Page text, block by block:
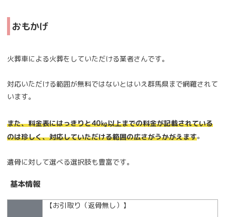
おもかげ
火葬車による火葬をしていただける業者さんです。
対応いただける範囲が無料ではないとはいえ群馬県まで網羅されて
います。
また、料金表にはっきりと40㎏以上までの料金が記載されている
のは珍しく、対応していただける範囲の広さがうかがえます。
遺骨に対して選べる選択肢も豊富です。
基本情報
【お引取り（返骨無し）】